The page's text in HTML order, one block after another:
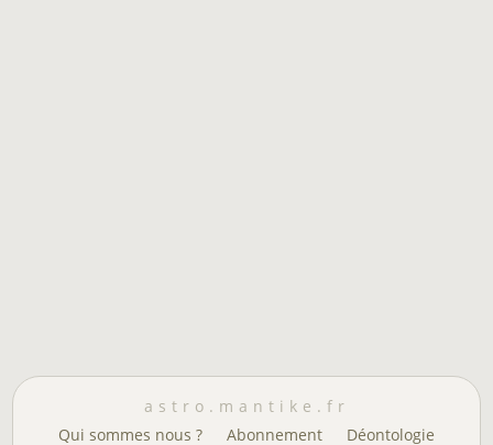
astro.mantike.fr
Qui sommes nous ?
Abonnement Déontologie